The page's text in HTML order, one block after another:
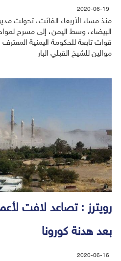
2020-06-19
منذ مساء الأربعاء الفائت، تحولت
البيضاء، وسط اليمن، إلى مسرح
قوات تابعة للحكومة اليمنية
موالين للشيخ القبلي البار
رويترز : تصاعد لافت
بعد هدنة كورونا
2020-06-16